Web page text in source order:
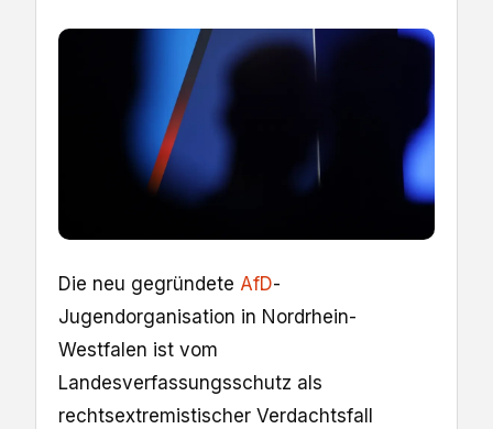
Die neu gegründete AfD-
Jugendorganisation in Nordrhein-
Westfalen ist vom
Landesverfassungsschutz als
rechtsextremistischer Verdachtsfall